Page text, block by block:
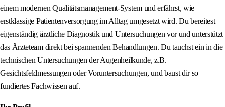
einem modernen Qualitätsmanagement-System und erfährst, wie
erstklassige Patientenversorgung im Alltag umgesetzt wird. Du bereitest
eigenständig ärztliche Diagnostik und Untersuchungen vor und unterstützt
das Ärzteteam direkt bei spannenden Behandlungen. Du tauchst ein in die
technischen Untersuchungen der Augenheilkunde, z.B.
Gesichtsfeldmessungen oder Voruntersuchungen, und baust dir so
fundiertes Fachwissen auf.